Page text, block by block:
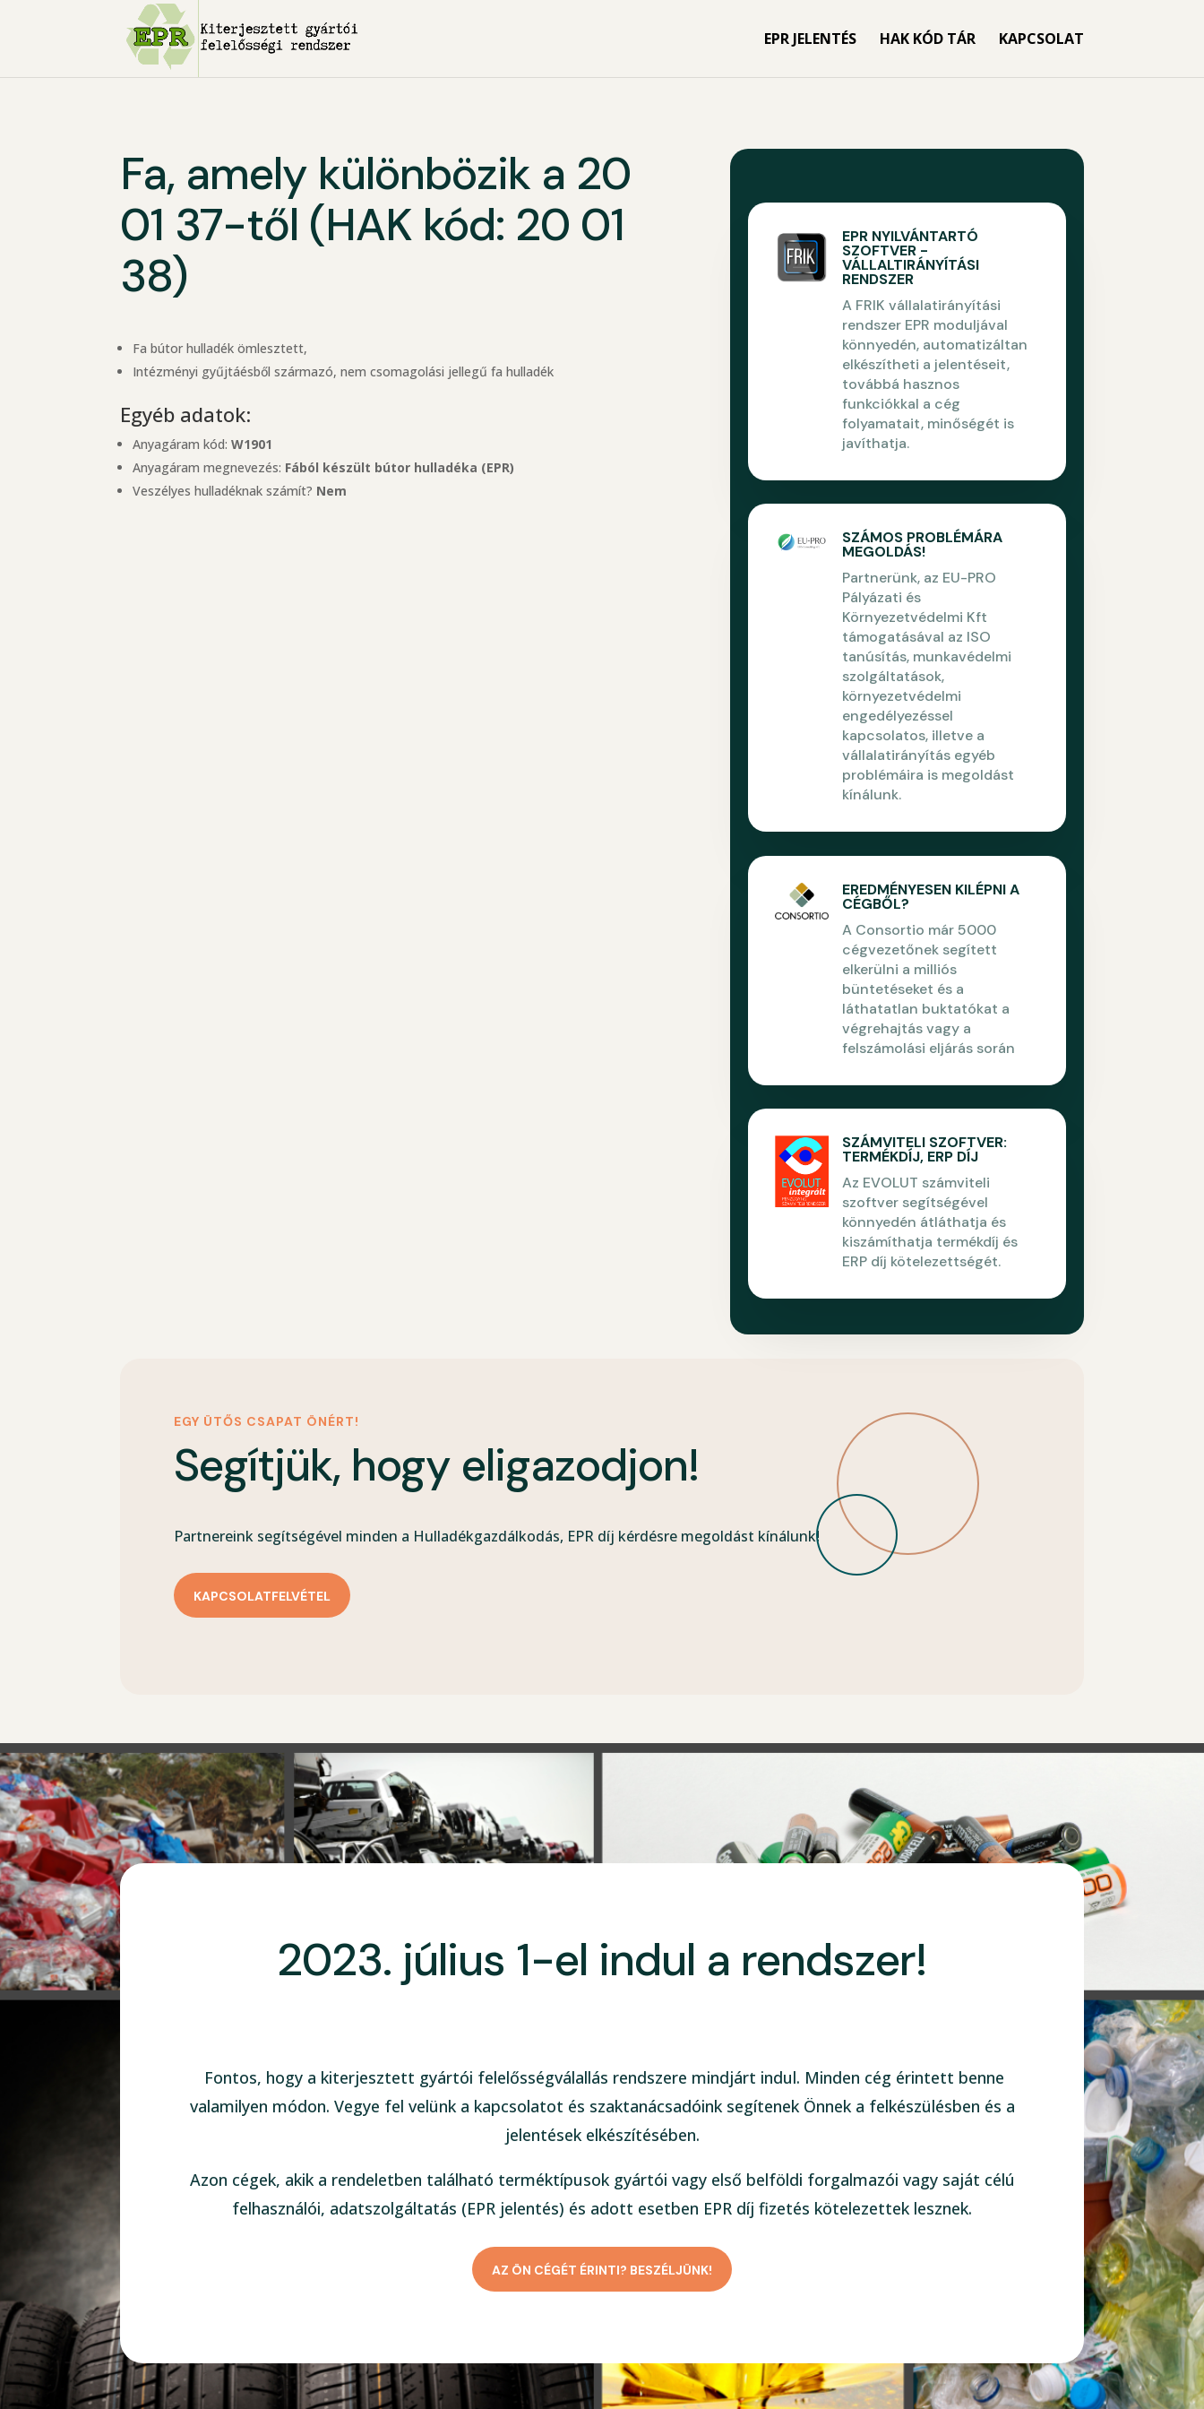
EPR JELENTÉS HAK KÓD TÁR KAPCSOLAT
Fa, amely különbözik a 20
01 37-től (HAK kód: 20 01
38)
Fa bútor hulladék ömlesztett,
Intézményi gyűjtáésből származó, nem csomagolási jellegű fa hulladék
Egyéb adatok:
Anyagáram kód:W1901
Anyagáram megnevezés: Fából készült bútor hulladéka (EPR)
Veszélyes hulladéknak számít? Nem
EPR NYILVÁNTARTÓ
SZOFTVER -
VÁLLALTIRÁNYÍTÁSI
RENDSZER
A FRIK vállalatirányítási
rendszer EPR moduljával
könnyedén, automatizáltan
elkészítheti a jelentéseit,
továbbá hasznos
funkciókkal a cég
folyamatait, minőségét is
javíthatja.
SZÁMOS PROBLÉMÁRA
MEGOLDÁS!
Partnerünk, az EU-PRO
Pályázati és
Környezetvédelmi Kft
támogatásával az ISO
tanúsítás, munkavédelmi
szolgáltatások,
környezetvédelmi
engedélyezéssel
kapcsolatos, illetve a
vállalatirányítás egyéb
problémáira is megoldást
kínálunk.
EREDMÉNYESEN KILÉPNI A
CÉGBŐL?
A Consortio már 5000
cégvezetőnek segített
elkerülni a milliós
büntetéseket és a
láthatatlan buktatókat a
végrehajtás vagy a
felszámolási eljárás során
SZÁMVITELI SZOFTVER:
TERMÉKDÍJ, ERP DÍJ
Az EVOLUT számviteli
szoftver segítségével
könnyedén átláthatja és
kiszámíthatja termékdíj és
ERP díj kötelezettségét.
EGY ÜTŐS CSAPAT ÖNÉRT!
Segítjük, hogy eligazodjon!
Partnereink segítségével minden a Hulladékgazdálkodás, EPR díj kérdésre megoldást kínálunk!
KAPCSOLATFELVÉTEL
2023. július 1-el indul a rendszer!
Fontos, hogy a kiterjesztett gyártói felelősségválallás rendszere mindjárt indul. Minden cég érintett benne
valamilyen módon. Vegye fel velünk a kapcsolatot és szaktanácsadóink segítenek Önnek a felkészülésben és a
jelentések elkészítésében.
Azon cégek, akik a rendeletben található terméktípusok gyártói vagy első belföldi forgalmazói vagy saját célú
felhasználói, adatszolgáltatás (EPR jelentés) és adott esetben EPR díj fizetés kötelezettek lesznek.
AZ ÖN CÉGÉT ÉRINTI? BESZÉLJÜNK!